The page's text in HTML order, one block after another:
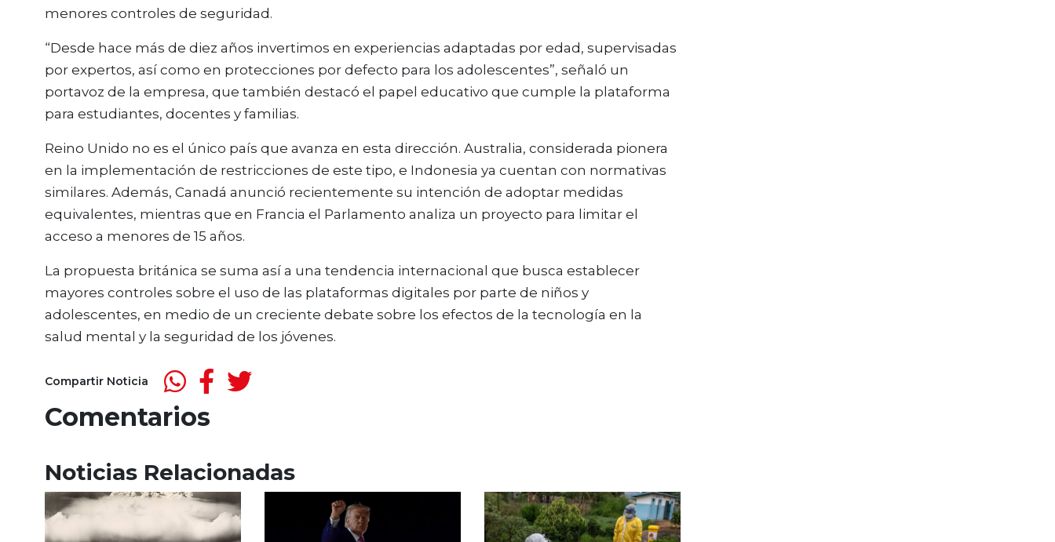
menores controles de seguridad.
“Desde hace más de diez años invertimos en experiencias adaptadas por edad, supervisadas
por expertos, así como en protecciones por defecto para los adolescentes”, señaló un
portavoz de la empresa, que también destacó el papel educativo que cumple la plataforma
para estudiantes, docentes y familias.
Reino Unido no es el único país que avanza en esta dirección. Australia, considerada pionera
en la implementación de restricciones de este tipo, e Indonesia ya cuentan con normativas
similares. Además, Canadá anunció recientemente su intención de adoptar medidas
equivalentes, mientras que en Francia el Parlamento analiza un proyecto para limitar el
acceso a menores de 15 años.
La propuesta británica se suma así a una tendencia internacional que busca establecer
mayores controles sobre el uso de las plataformas digitales por parte de niños y
adolescentes, en medio de un creciente debate sobre los efectos de la tecnología en la
salud mental y la seguridad de los jóvenes.
Compartir Noticia
Comentarios
Noticias Relacionadas